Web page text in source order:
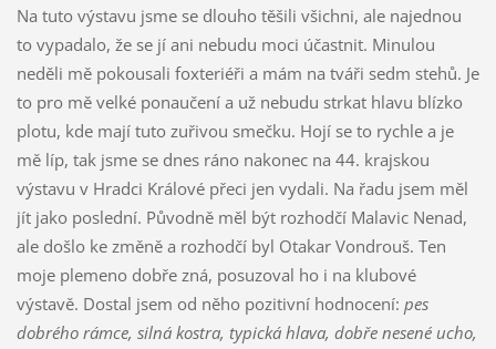
Na tuto výstavu jsme se dlouho těšili všichni, ale najednou
to vypadalo, že se jí ani nebudu moci účastnit. Minulou
neděli mě pokousali foxteriéři a mám na tváři sedm stehů. Je
to pro mě velké ponaučení a už nebudu strkat hlavu blízko
plotu, kde mají tuto zuřivou smečku. Hojí se to rychle a je
mě líp, tak jsme se dnes ráno nakonec na 44. krajskou
výstavu v Hradci Králové přeci jen vydali. Na řadu jsem měl
jít jako poslední. Původně měl být rozhodčí Malavic Nenad,
ale došlo ke změně a rozhodčí byl Otakar Vondrouš. Ten
moje plemeno dobře zná, posuzoval ho i na klubové
výstavě. Dostal jsem od něho pozitivní hodnocení: pes
dobrého rámce, silná kostra, typická hlava, dobře nesené ucho,